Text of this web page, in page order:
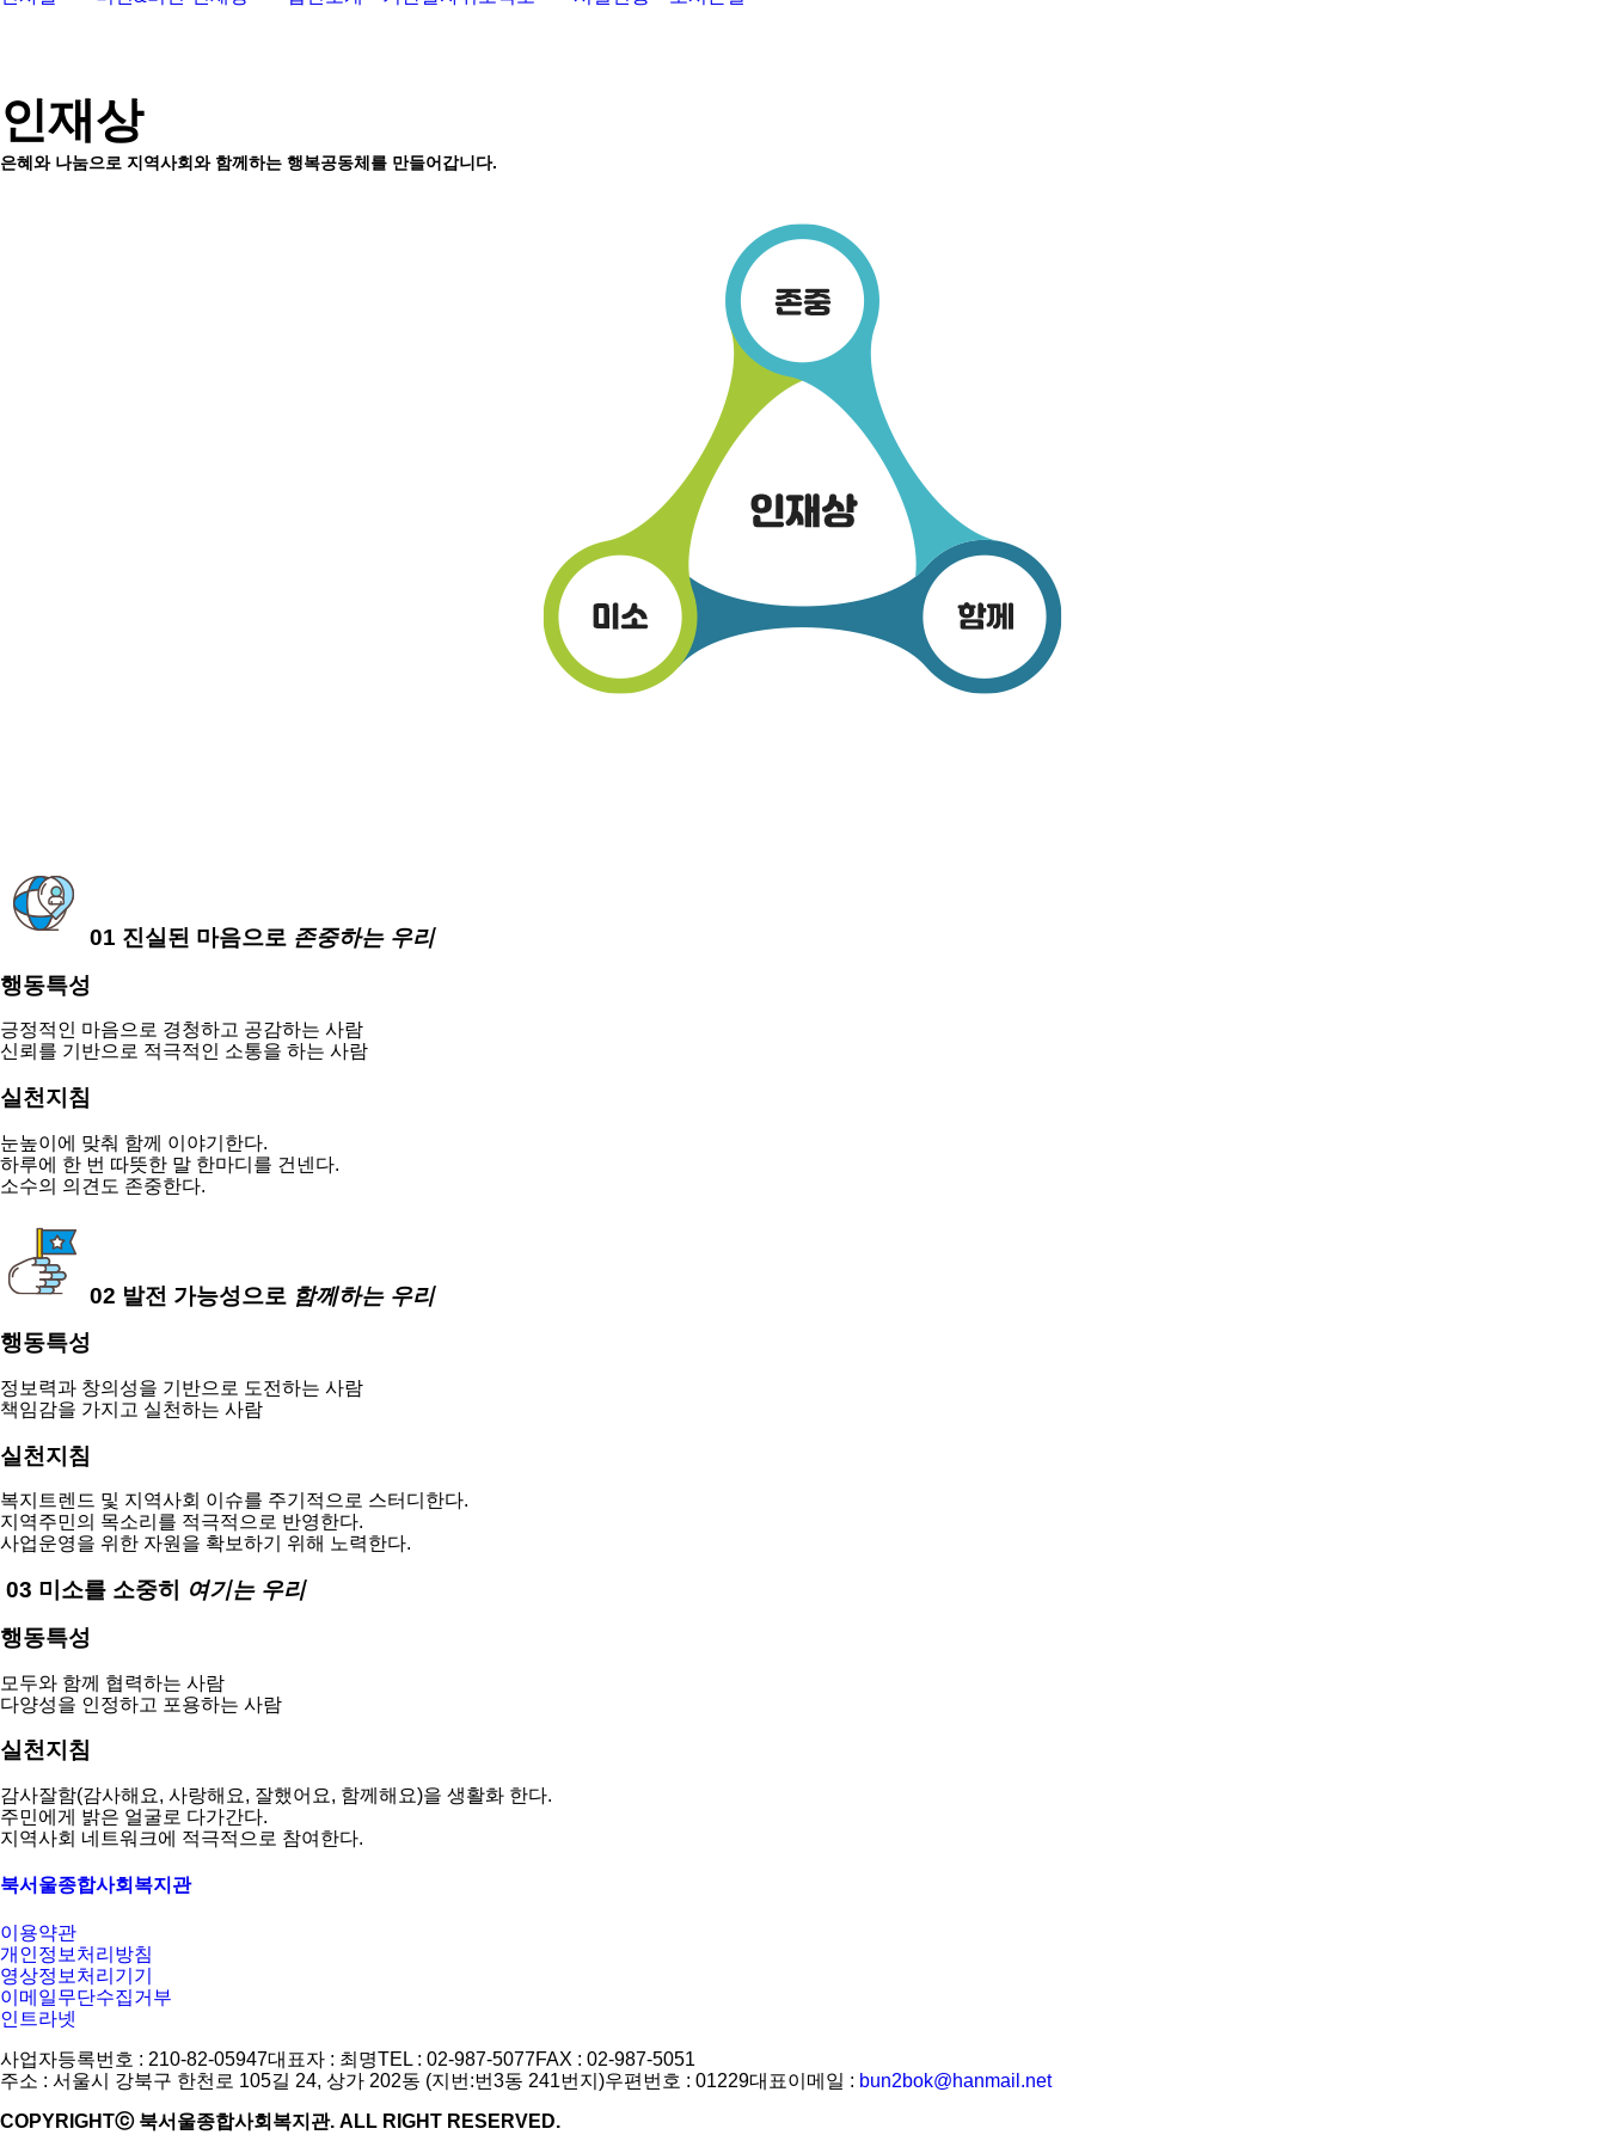
인재상
은혜와 나눔으로 지역사회와 함께하는 행복공동체를 만들어갑니다.
01 진실된 마음으로 존중하는 우리
행동특성
긍정적인 마음으로 경청하고 공감하는 사람
신뢰를 기반으로 적극적인 소통을 하는 사람
실천지침
눈높이에 맞춰 함께 이야기한다.
하루에 한 번 따뜻한 말 한마디를 건넨다.
소수의 의견도 존중한다.
02 발전 가능성으로 함께하는 우리
행동특성
정보력과 창의성을 기반으로 도전하는 사람
책임감을 가지고 실천하는 사람
실천지침
복지트렌드 및 지역사회 이슈를 주기적으로 스터디한다.
지역주민의 목소리를 적극적으로 반영한다.
사업운영을 위한 자원을 확보하기 위해 노력한다.
03 미소를 소중히
여기는 우리
행동특성
모두와 함께 협력하는 사람
다양성을 인정하고 포용하는 사람
실천지침
감사잘함(감사해요, 사랑해요, 잘했어요, 함께해요)을 생활화 한다.
주민에게 밝은 얼굴로 다가간다.
지역사회 네트워크에 적극적으로 참여한다.
북서울종합사회복지관
이용약관
개인정보처리방침
영상정보처리기기
이메일무단수집거부
인트라넷
사업자등록번호 : 210-82-05947대표자 : 최명TEL : 02-987-5077FAX : 02-987-5051
주소 : 서울시 강북구 한천로 105길 24, 상가 202동 (지번:번3동 241번지)우편번호 : 01229대표이메일 : bun2bok@hanmail.net
COPYRIGHTⓒ 북서울종합사회복지관. ALL RIGHT RESERVED.